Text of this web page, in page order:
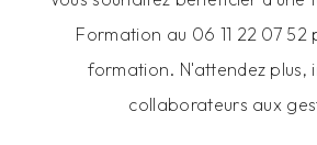
Formation au 06 11 22 07
formation. N'attendez plus,
collaborateurs aux